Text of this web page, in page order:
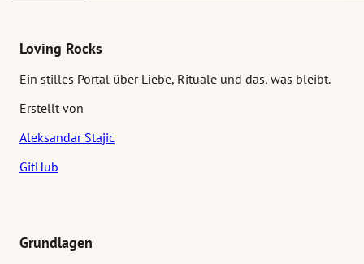
vor Ort offensichtlich und geraten später in Vergessenheit. Eine
Checkliste hilft, den Besuch zu strukturieren, damit kleine, aber
relevante Beobachtungen nicht verloren gehen.
Loving Rocks
Ein stilles Portal über Liebe, Rituale und das, was bleibt.
Erstellt von
Aleksandar Stajic
GitHub
Grundlagen